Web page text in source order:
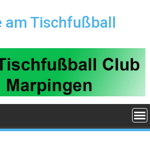
am Tischfußball